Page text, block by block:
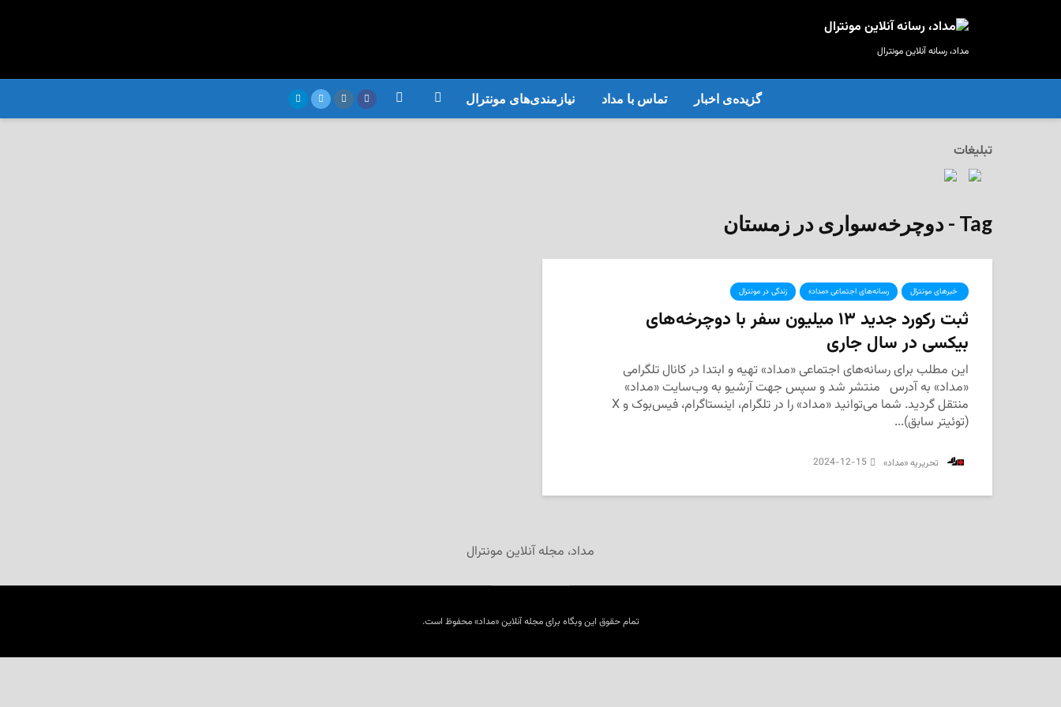
مداد، رسانه آنلاین مونترال
گزیده‌ی‌ اخبار تماس با مداد نیازمندی‌های مونترال
تبلیغات
Tag - دوچرخه‌سواری در زمستان
‌ خبرهای مونترال رسانه‌های اجتماعی «مداد» زندگی در مونترال
ثبت رکورد جدید ۱۳ میلیون سفر با دوچرخه‌های
بیکسی در سال جاری
این مطلب برای رسانه‌های اجتماعی «مداد» تهیه و ابتدا در کانال تلگرامی
«مداد» به آدرس منتشر شد و سپس جهت آرشیو به وب‌سایت «مداد»
منتقل گردید. شما می‌توانید «مداد» را در تلگرام، اینستاگرام، فیس‌بوک و X
(توئیتر سابق)...
‌ تحریریه «مداد» 2024-12-15
مداد، مجله آنلاین مونترال
تمام حقوق این وبگاه برای مجله آنلاین «مداد» محفوظ است.